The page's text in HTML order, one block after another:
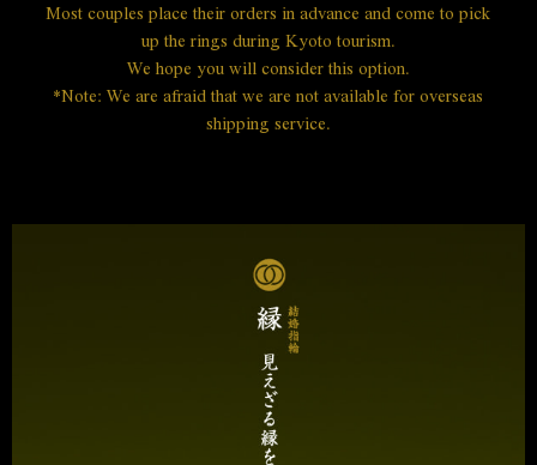
Most couples place their orders in advance and come to pick
up the rings during Kyoto tourism.
We hope you will consider this option.
*Note: We are afraid that we are not available for overseas
shipping service.